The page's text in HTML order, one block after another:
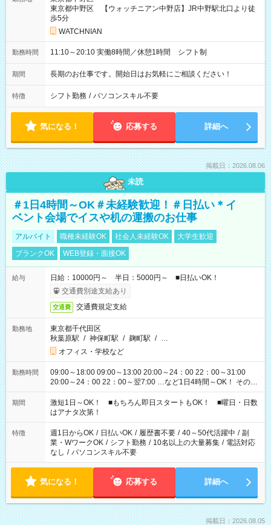
東京都中野区 【ウォッチニアン中野店】JR中野駅北口より徒
歩5分
WATCHNIAN
勤務時間 11:10～20:10 実働8時間／休憩1時間 シフト制
期間 長期のお仕事です。開始日はお気軽にご相談ください！
特徴 シフト勤務 / パソコンスキル不要
気になる！ 応募する 詳細へ
掲載日：2026.08.06
未読
＃1日4時間～OK＃未経験歓迎！＃日払い＊イ
ベント会場でイスや机の運搬のお仕事
アルバイト 職種未経験OK 社会人未経験OK
大学生歓迎
ブランクOK
WEB登録・面接OK
給与
日給：10000円～ 半日：5000円～ ■日払いOK！
交通費別途支給あり
交通費 交通費規定支給
勤務地
東京都千代田区
秋葉原駅 / 神保町駅 / 麹町駅 / …
オフィス・学校など
勤務時間
09:00～18:00 09:00～13:00 20:00～24：00 22：00～31:00
20:00～24：00 22：00～翌7:00 …など1日4時間～OK！ その他
シフトもございます！ お気軽にご相談ください！
期間
激短1日～OK！ ■もちろん即日スタートもOK！ ■曜日・日数
はアナタ次第！
特徴 週1日からOK / 日払いOK / 履歴書不要 / 40～50代活躍中 / 副
業・WワークOK / シフト勤務 / 10名以上の大量募集 / 電話対応
なし / パソコンスキル不要
気になる！ 応募する 詳細へ
掲載日：2026.08.05